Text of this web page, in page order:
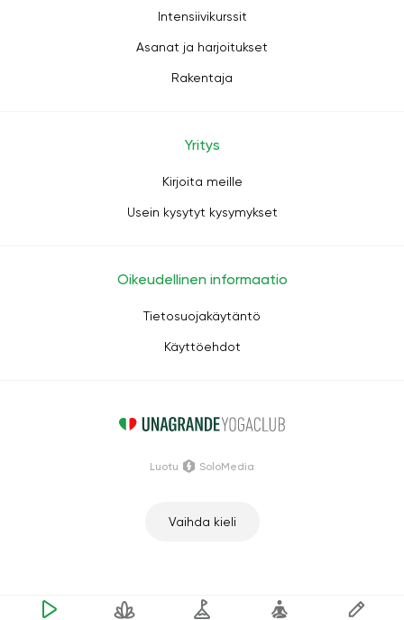
Intensiivikurssit
Asanat ja harjoitukset
Rakentaja
Yritys
Kirjoita meille
Usein kysytyt kysymykset
Oikeudellinen informaatio
Tietosuojakäytäntö
Käyttöehdot
Vaihda kieli
Luotu SoloMedia